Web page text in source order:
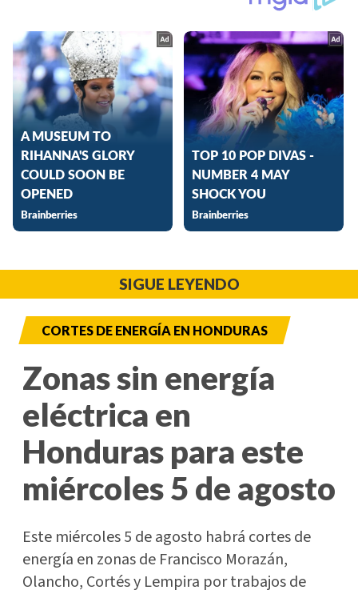
SIGUE LEYENDO
CORTES DE ENERGÍA EN HONDURAS
Zonas sin energía
eléctrica en
Honduras para este
miércoles 5 de agosto
Este miércoles 5 de agosto habrá cortes de
energía en zonas de Francisco Morazán,
Olancho, Cortés y Lempira por trabajos de